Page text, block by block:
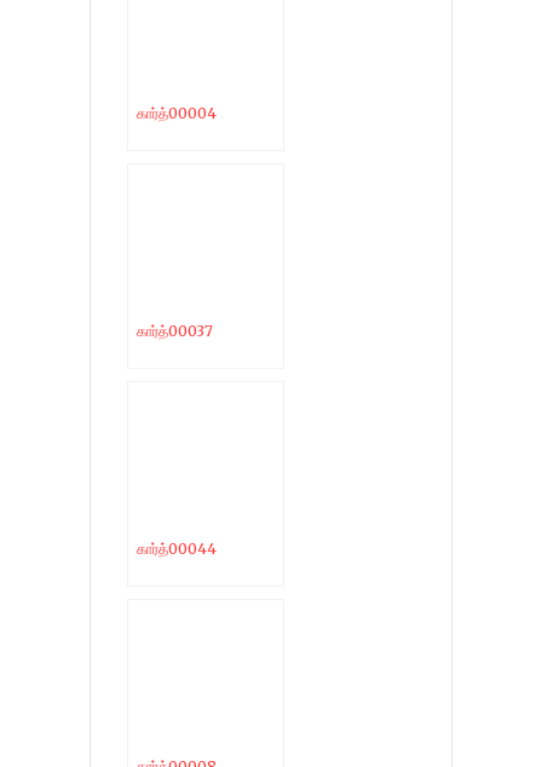
கார்த்00004
கார்த்00037
கார்த்00044